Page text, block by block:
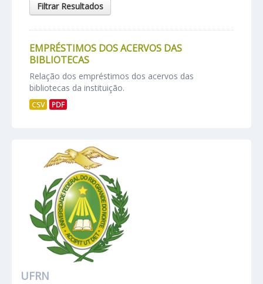
Filtrar Resultados
EMPRÉSTIMOS DOS ACERVOS DAS
BIBLIOTECAS
Relação dos empréstimos dos acervos das
bibliotecas da instituição.
CSV PDF
UFRN